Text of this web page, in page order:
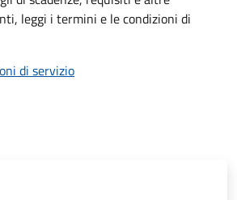
leggi i termini e le condizioni di
di servizio